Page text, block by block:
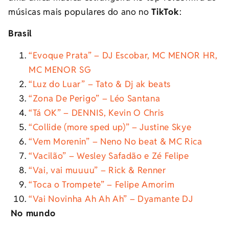
músicas mais populares do ano noTikTok:
Brasil
“Evoque Prata” – DJ Escobar, MC MENOR HR,
MC MENOR SG
“Luz do Luar” – Tato & Dj ak beats
“Zona De Perigo” – Léo Santana
“Tá OK” – DENNIS, Kevin O Chris
“Collide (more sped up)” – Justine Skye
“Vem Morenin” – Neno No beat & MC Rica
“Vacilão” – Wesley Safadão e Zé Felipe
“Vai, vai muuuu” – Rick & Renner
“Toca o Trompete” – Felipe Amorim
“Vai Novinha Ah Ah Ah” – Dyamante DJ
No mundo